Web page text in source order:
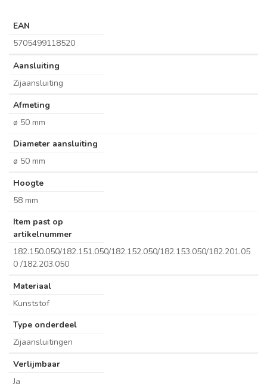
EAN
5705499118520
Aansluiting
Zijaansluiting
Afmeting
ø 50 mm
Diameter aansluiting
ø 50 mm
Hoogte
58 mm
Item past op
artikelnummer
182.150.050/182.151.050/182.152.050/182.153.050/182.201.05
0 /182.203.050
Materiaal
Kunststof
Type onderdeel
Zijaansluitingen
Verlijmbaar
Ja